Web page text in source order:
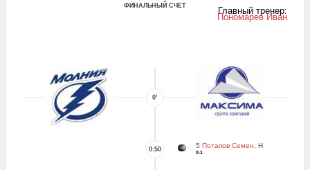
ФИНАЛЬНЫЙ СЧЕТ Главный тренер:
Пономарев Иван
0’
5 Потапов Семен , Н
0-1
0:50